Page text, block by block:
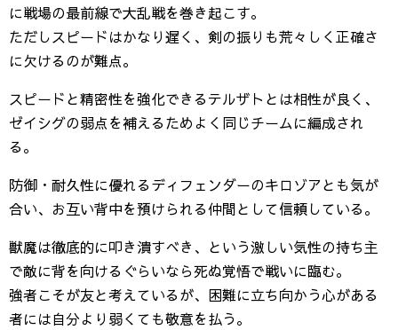
に戦場の最前線で大乱戦を巻き起こす。
ただしスピードはかなり遅く、剣の振りも荒々しく正確さ
に欠けるのが難点。
スピードと精密性を強化できるテルザトとは相性が良く、
ゼイシグの弱点を補えるためよく同じチームに編成され
る。
防御・耐久性に優れるディフェンダーのキロゾアとも気が
合い、お互い背中を預けられる仲間として信頼している。
獣魔は徹底的に叩き潰すべき、という激しい気性の持ち主
で敵に背を向けるぐらいなら死ぬ覚悟で戦いに臨む。
強者こそが友と考えているが、困難に立ち向かう心がある
者には自分より弱くても敬意を払う。